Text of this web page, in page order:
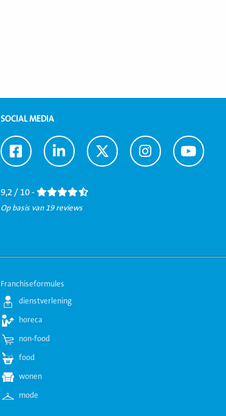
SOCIAL MEDIA
Ga
naar
Ga
naar
Ga
naar
Ga
naar
Ga
naar
9,2 / 10 -
Op basis van 19 reviews
Franchiseformules
dienstverlening
horeca
non-food
food
wonen
mode